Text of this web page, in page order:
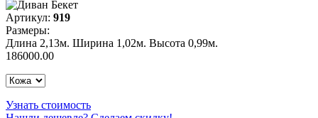
Артикул: 919
Размеры:
Длина 2,13м. Ширина 1,02м. Высота 0,99м.
186000.00
Узнать стоимость